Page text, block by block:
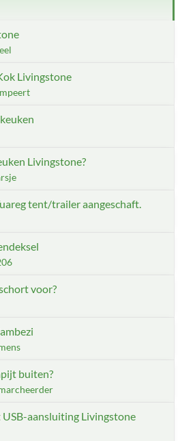
Livingstone
Livingstone?
tent/trailer aangeschaft.
voor?
buiten?
aansluiting Livingstone